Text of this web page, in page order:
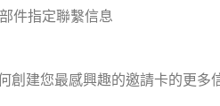
件指定聯繫信息
創建您最感興趣的邀請卡的更多